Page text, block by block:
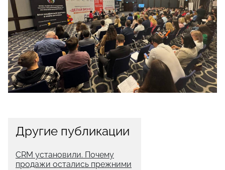
Другие публикации
CRM установили. Почему
продажи остались прежними